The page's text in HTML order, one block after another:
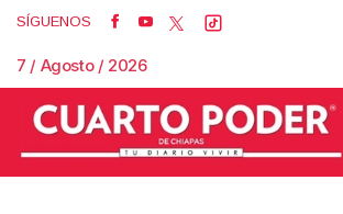
SÍGUENOS
7 / Agosto / 2026